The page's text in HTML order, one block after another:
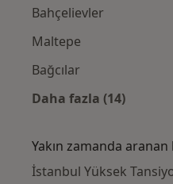
Bahçelievler
Maltepe
Bağcılar
Daha fazla (14)
Yakın zamanda aranan
İstanbul Yüksek